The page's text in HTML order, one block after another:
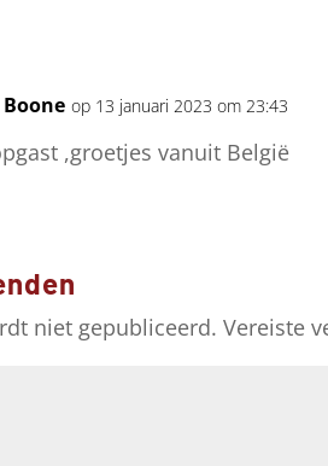
op 13 januari 2023 om 23:43
,groetjes vanuit België
niet gepubliceerd. Vereiste